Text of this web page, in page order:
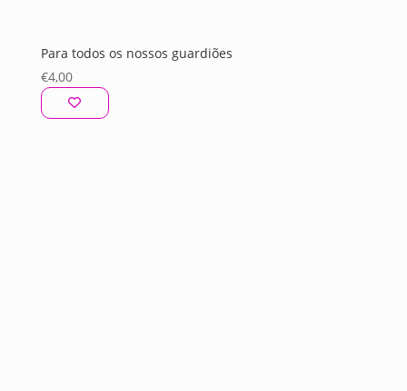
Para todos os nossos guardiões
€4,00